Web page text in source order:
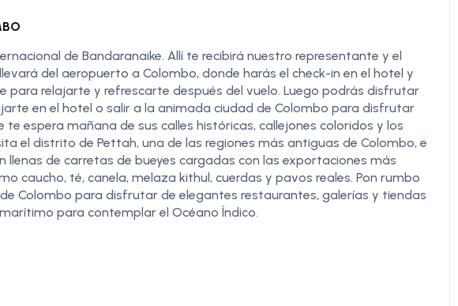
de Bandaranaike. Allí te recibirá nuestro representante y el
del aeropuerto a Colombo, donde harás el check-in en el hotel y
para relajarte y refrescarte después del vuelo. Luego podrás disfrutar
en el hotel o salir a la animada ciudad de Colombo para disfrutar
te espera mañana de sus calles históricas, callejones coloridos y los
el distrito de Pettah, una de las regiones más antiguas de Colombo, e
llenas de carretas de bueyes cargadas con las exportaciones más
caucho, té, canela, melaza kithul, cuerdas y pavos reales. Pon rumbo
Colombo para disfrutar de elegantes restaurantes, galerías y tiendas
para contemplar el Océano Índico.